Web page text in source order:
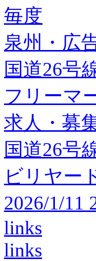
毎度
泉州・広
国道26号
フリーマ
求人・募
国道26号
ビリヤー
2026/1/11
links
links